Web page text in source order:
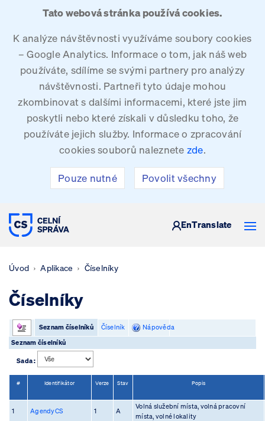
Tato webová stránka používá cookies.
K analýze návštěvnosti využíváme soubory cookies
– Google Analytics. Informace o tom, jak náš web
používáte, sdílíme se svými partnery pro analýzy
návštěvnosti. Partneři tyto údaje mohou
zkombinovat s dalšími informacemi, které jste jim
poskytli nebo které získali v důsledku toho, že
používáte jejich služby. Informace o zpracování
cookies souborů naleznete zde.
Pouze nutné Povolit všechny
CELNÍ SPRÁVA ČESKÉ REPUBLIKY
EnTranslate
Úvod Aplikace Číselníky
Číselníky
Seznam číselníků Číselník
Nápověda
Seznam číselníků
Sada :
# Identifikátor Verze Stav Popis
1 AgendyCS 1 A
Volná služební místa, volná pracovní
místa, volné lokality